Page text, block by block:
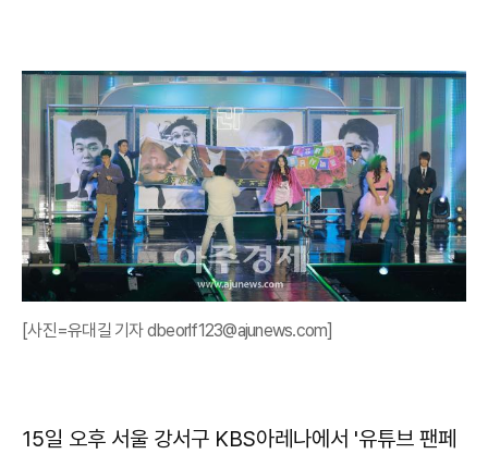
[사진=유대길 기자 dbeorlf123@ajunews.com]
15일 오후 서울 강서구 KBS아레나에서 '유튜브 팬페